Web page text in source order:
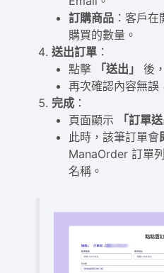
訂購商品 ：客戶
購買的數量。
送出訂單 ：
點擊
「送出」
後
再次確認內容無誤
完成 ：
頁面顯示
「訂單
此時，該筆訂單會
ManaOrder 訂單
名稱。